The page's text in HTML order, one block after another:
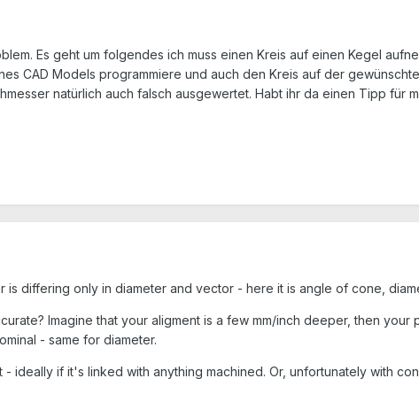
Es geht um folgendes ich muss einen Kreis auf einen Kegel
CAD Models programmiere und auch den Kreis auf der
natürlich auch falsch ausgewertet. Habt ihr da einen Tipp für
is differing only in diameter and vector - here it is angle of cone,
Imagine that your aligment is a few mm/inch deeper, then
- same for diameter.
ideally if it's linked with anything machined. Or, unfortunately with